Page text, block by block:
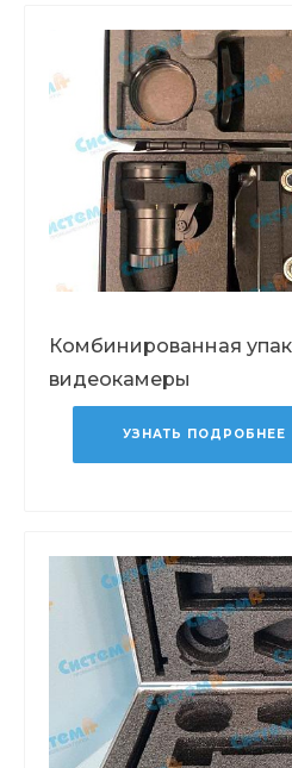
Комбинированная
видеокамеры
УЗНАТЬ ПОДРОБНЕЕ